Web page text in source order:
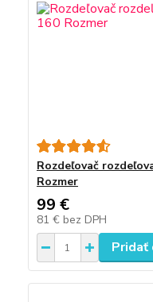
Rozdeľovač
Rozmer
99 €
81 € bez DPH
Pridať